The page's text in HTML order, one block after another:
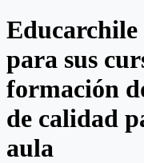
Educarchile
para sus
formación
de calidad
aula